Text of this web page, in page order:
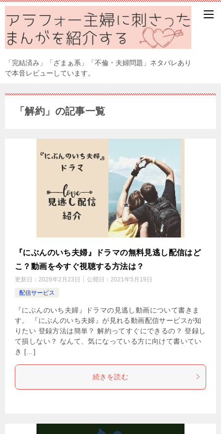
「完結済み」「ざまぁ系」「不倫・夫婦問題」ネタバレあり
で本音レビューしています。
「解約」の記事一覧
『にぶんのいち夫婦』ドラマの無料見逃し配信はど
こ？動画を今すぐ視聴する方法は？
更新日： 2026年2月23日 公開日： 2021年5月19日
配信サービス
『にぶんのいち夫婦』ドラマの見逃し動画について書きま
す。 『にぶんのいち夫婦』が見れる動画配信サービスが知
りたい 登録方法は簡単？ 解約ってすぐにできるの？ 登録し
て損しない？ なんて、気になっている方に向けて書いてい
き […]
続きを読む